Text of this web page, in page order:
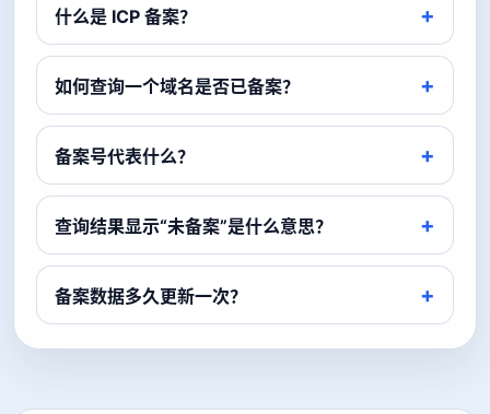
什么是 ICP 备案？
如何查询一个域名是否已备案？
备案号代表什么？
查询结果显示“未备案”是什么意思？
备案数据多久更新一次？